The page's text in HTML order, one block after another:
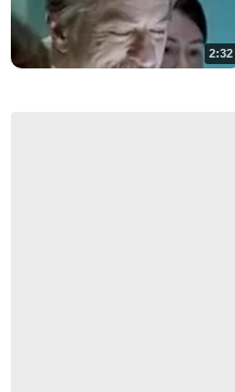
2:32